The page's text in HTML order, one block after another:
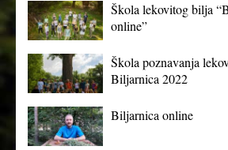
Škola lekovitog bilja
online”
Škola poznavanja
Biljarnica 2022
Biljarnica online